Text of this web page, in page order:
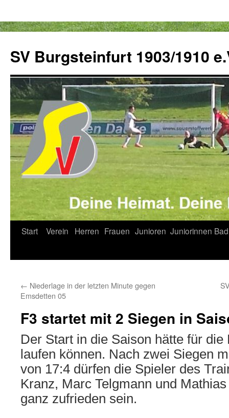
springen
SV Burgsteinfurt 1903/1910
Start Verein Herren Frauen Junioren Juniorinnen
← Niederlage in der letzten Minute gegen
Emsdetten 05
F3 startet mit 2 Siegen in
Der Start in die Saison hätte für
laufen können. Nach zwei Siegen
von 17:4 dürfen die Spieler des
Kranz, Marc Telgmann und
ganz zufrieden sein.